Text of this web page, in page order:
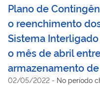
Plano de
o reenchimento
Sistema
o mês de abril
armazenamento
02/05/2022 - No período